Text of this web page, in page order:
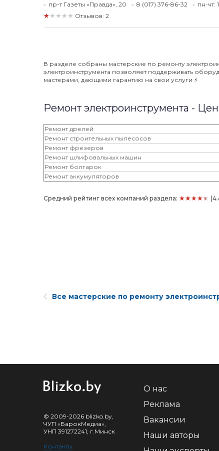
пр-т Газеты «Правда», 20 8 (017) 376-86-32 пн-чт:
★★★★★ Отзывов: 2
В разделе собраны мастерские по ремонту
электроинструмента позволяет поддерживать
мастерами, дающими гарантию на свои услуги ⚡️
Ремонт электроинструмента -
Ремонт дрелей
Ремонт строительных пылесосов
Ремонт фрезеров
Ремонт шлифовальных машин
Ремонт болгарок
Ремонт аккумуляторов
Средний рейтинг всех компаний раздела: ★★★★★
Все мастерские по ремонту
© 2009-2026 blizko.by,
ЧУП «БарокМедиа»,
УНП 391272241, г.Минск
Контакты
О нас
Реклама
Вакансии
Наши авторы